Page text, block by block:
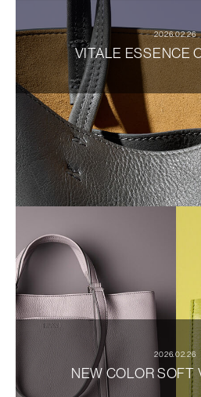
2026.02.26
VITALE ESSENCE
2026.02.26
NEW COLOR SOFT